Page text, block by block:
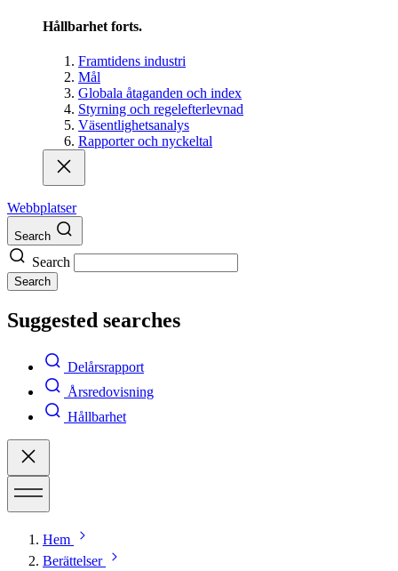
Hållbarhet forts.
Framtidens industri
Mål
Globala åtaganden och index
Styrning och regelefterlevnad
Väsentlighetsanalys
Rapporter och nyckeltal
Webbplatser
Search
Search
Search
Suggested searches
Delårsrapport
Årsredovisning
Hållbarhet
Hem
Berättelser